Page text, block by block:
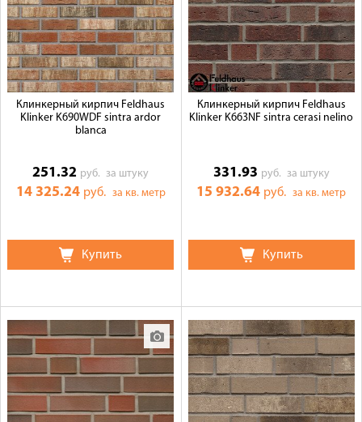
Галерея объектов
Контакты
Клинкерный кирпич Feldhaus
Klinker K690WDF sintra ardor
blanca
251.32 руб.за штуку
14 325.24 руб. за кв. метр
Купить
Клинкерный кирпич Feldhaus
Klinker K663NF sintra cerasi nelino
331.93 руб. за штуку
15 932.64 руб.за кв. метр
Купить